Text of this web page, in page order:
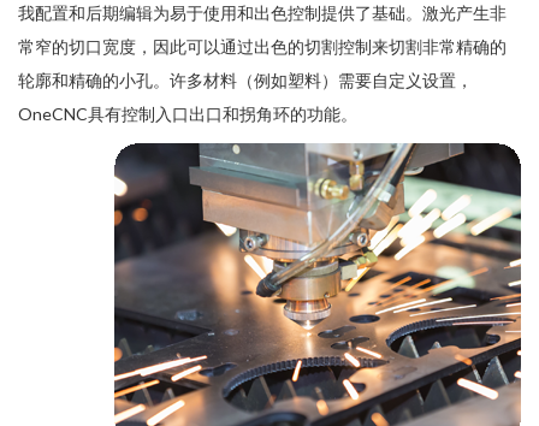
我配置和后期编辑为易于使用和出色控制提供了基础。激光产生非
常窄的切口宽度，因此可以通过出色的切割控制来切割非常精确的
轮廓和精确的小孔。许多材料（例如塑料）需要自定义设置，
OneCNC具有控制入口出口和拐角环的功能。